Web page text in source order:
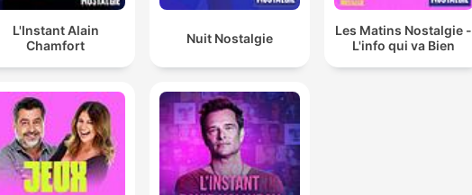
L'Instant Alain
Chamfort
Nuit Nostalgie
Les Matins Nostalgie -
L'info qui va Bien